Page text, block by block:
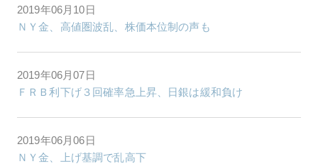
2019年06月10日
ＮＹ金、高値圏波乱、株価本位制の声も
2019年06月07日
ＦＲＢ利下げ３回確率急上昇、日銀は緩和負け
2019年06月06日
ＮＹ金、上げ基調で乱高下